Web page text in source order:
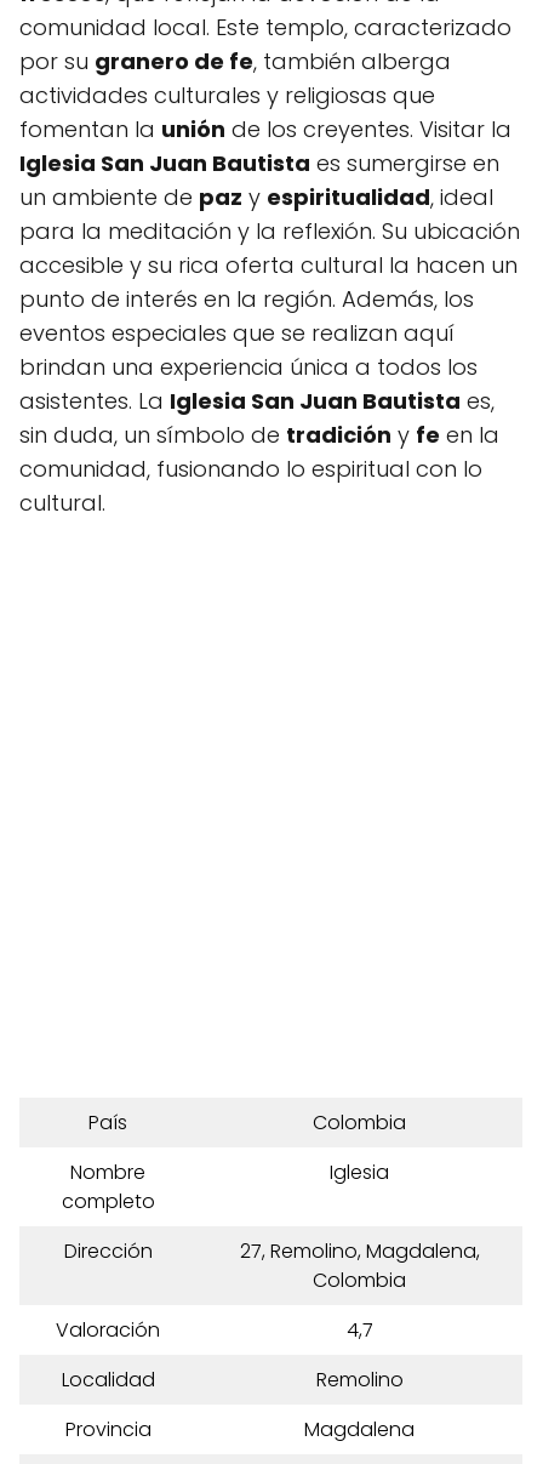
comunidad local. Este templo, caracterizado
por su granero de fe, también alberga
actividades culturales y religiosas que
fomentan la unión de los creyentes. Visitar la
Iglesia San Juan Bautista es sumergirse en
un ambiente de paz y espiritualidad, ideal
para la meditación y la reflexión. Su ubicación
accesible y su rica oferta cultural la hacen un
punto de interés en la región. Además, los
eventos especiales que se realizan aquí
brindan una experiencia única a todos los
asistentes. La Iglesia San Juan Bautista es,
sin duda, un símbolo de tradición y fe en la
comunidad, fusionando lo espiritual con lo
cultural.
País
Colombia
Nombre
completo
Iglesia
Dirección
27, Remolino, Magdalena,
Colombia
Valoración
4,7
Localidad
Remolino
Provincia
Magdalena